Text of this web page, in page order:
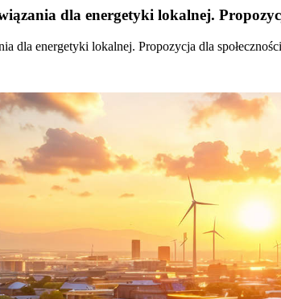
dla energetyki lokalnej.
dla energetyki lokalnej. Propozycja dla